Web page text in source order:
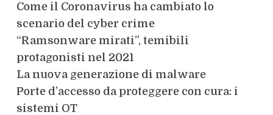
Come il Coronavirus ha cambiato lo
scenario del cyber crime
“Ramsonware mirati”, temibili
protagonisti nel 2021
La nuova generazione di malware
Porte d’accesso da proteggere con cura: i
sistemi OT